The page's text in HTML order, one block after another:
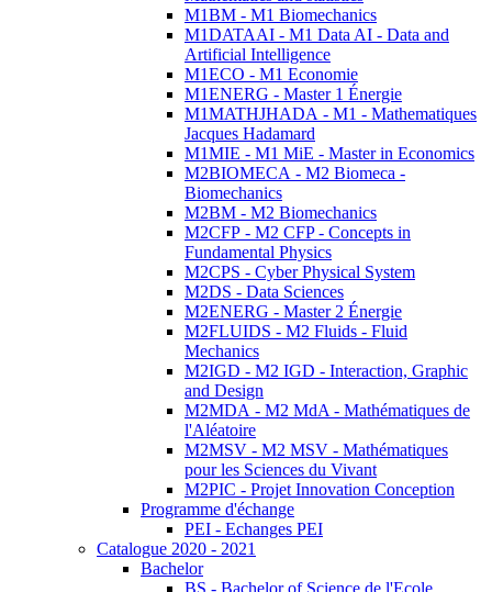
M1BM - M1 Biomechanics
M1DATAAI - M1 Data AI - Data and
Artificial Intelligence
M1ECO - M1 Economie
M1ENERG - Master 1 Énergie
M1MATHJHADA - M1 - Mathematiques
Jacques Hadamard
M1MIE - M1 MiE - Master in Economics
M2BIOMECA - M2 Biomeca -
Biomechanics
M2BM - M2 Biomechanics
M2CFP - M2 CFP - Concepts in
Fundamental Physics
M2CPS - Cyber Physical System
M2DS - Data Sciences
M2ENERG - Master 2 Énergie
M2FLUIDS - M2 Fluids - Fluid
Mechanics
M2IGD - M2 IGD - Interaction, Graphic
and Design
M2MDA - M2 MdA - Mathématiques de
l'Aléatoire
M2MSV - M2 MSV - Mathématiques
pour les Sciences du Vivant
M2PIC - Projet Innovation Conception
Programme d'échange
PEI - Echanges PEI
Catalogue 2020 - 2021
Bachelor
BS - Bachelor of Science de l'Ecole